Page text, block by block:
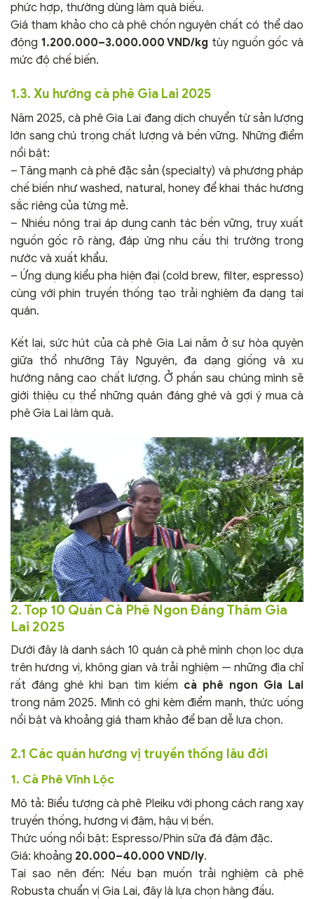
phức hợp, thường dùng làm quà biếu.
Giá tham khảo cho cà phê chồn nguyên chất có thể dao
động 1.200.000–3.000.000 VND/kg tùy nguồn gốc và
mức độ chế biến.
1.3. Xu hướng cà phê Gia Lai 2025
Năm 2025, cà phê Gia Lai đang dịch chuyển từ sản lượng
lớn sang chú trọng chất lượng và bền vững. Những điểm
nổi bật:
– Tăng mạnh cà phê đặc sản (specialty) và phương pháp
chế biến như washed, natural, honey để khai thác hương
sắc riêng của từng mẻ.
– Nhiều nông trại áp dụng canh tác bền vững, truy xuất
nguồn gốc rõ ràng, đáp ứng nhu cầu thị trường trong
nước và xuất khẩu.
– Ứng dụng kiểu pha hiện đại (cold brew, filter, espresso)
cùng với phin truyền thống tạo trải nghiệm đa dạng tại
quán.
Kết lại, sức hút của cà phê Gia Lai nằm ở sự hòa quyện
giữa thổ nhưỡng Tây Nguyên, đa dạng giống và xu
hướng nâng cao chất lượng. Ở phần sau chúng mình sẽ
giới thiệu cụ thể những quán đáng ghé và gợi ý mua cà
phê Gia Lai làm quà.
2. Top 10 Quán Cà Phê Ngon Đáng Thăm Gia
Lai 2025
Dưới đây là danh sách 10 quán cà phê mình chọn lọc dựa
trên hương vị, không gian và trải nghiệm — những địa chỉ
rất đáng ghé khi bạn tìm kiếm cà phê ngon Gia Lai
trong năm 2025. Mình có ghi kèm điểm mạnh, thức uống
nổi bật và khoảng giá tham khảo để bạn dễ lựa chọn.
2.1 Các quán hương vị truyền thống lâu đời
1. Cà Phê Vĩnh Lộc
Mô tả: Biểu tượng cà phê Pleiku với phong cách rang xay
truyền thống, hương vị đậm, hậu vị bền.
Thức uống nổi bật: Espresso/Phin sữa đá đậm đặc.
Giá: khoảng 20.000–40.000 VND/ly.
Tại sao nên đến: Nếu bạn muốn trải nghiệm cà phê
Robusta chuẩn vị Gia Lai, đây là lựa chọn hàng đầu.